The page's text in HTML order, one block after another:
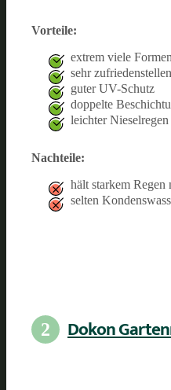
Vorteile:
extrem viele
sehr
guter UV-Schutz
doppelte
leichter
Nachteile:
hält starkem Regen
selten
2 Dokon